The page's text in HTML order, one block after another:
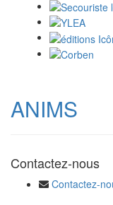
ANIMS
Contactez-nous
Contactez-